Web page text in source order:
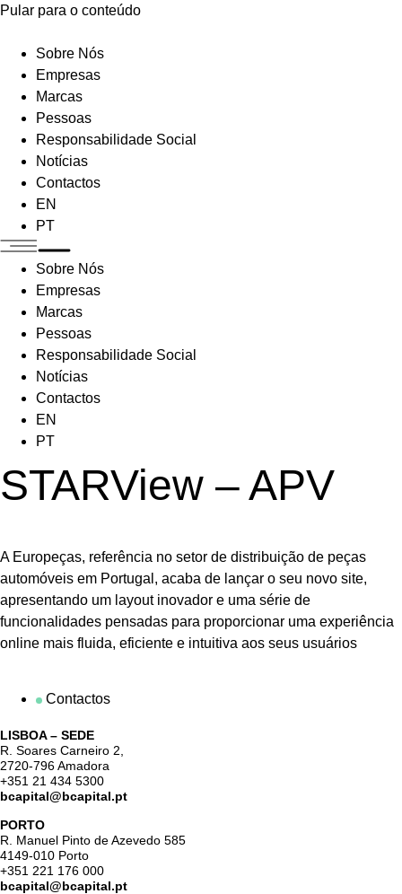
Pular para o conteúdo
Sobre Nós
Empresas
Marcas
Pessoas
Responsabilidade Social
Notícias
Contactos
EN
PT
Sobre Nós
Empresas
Marcas
Pessoas
Responsabilidade Social
Notícias
Contactos
EN
PT
STARView – APV
A Europeças, referência no setor de distribuição de peças
automóveis em Portugal, acaba de lançar o seu novo site,
apresentando um layout inovador e uma série de
funcionalidades pensadas para proporcionar uma experiência
online mais fluida, eficiente e intuitiva aos seus usuários
Contactos
LISBOA – SEDE
R. Soares Carneiro 2,
2720-796 Amadora
+351 21 434 5300
bcapital@bcapital.pt
PORTO
R. Manuel Pinto de Azevedo 585
4149-010 Porto
+351 221 176 000
bcapital@bcapital.pt